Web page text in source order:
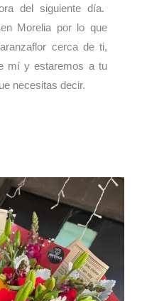
del siguiente día.
Morelia por lo que
cerca de ti,
mí y estaremos a tu
necesitas decir.